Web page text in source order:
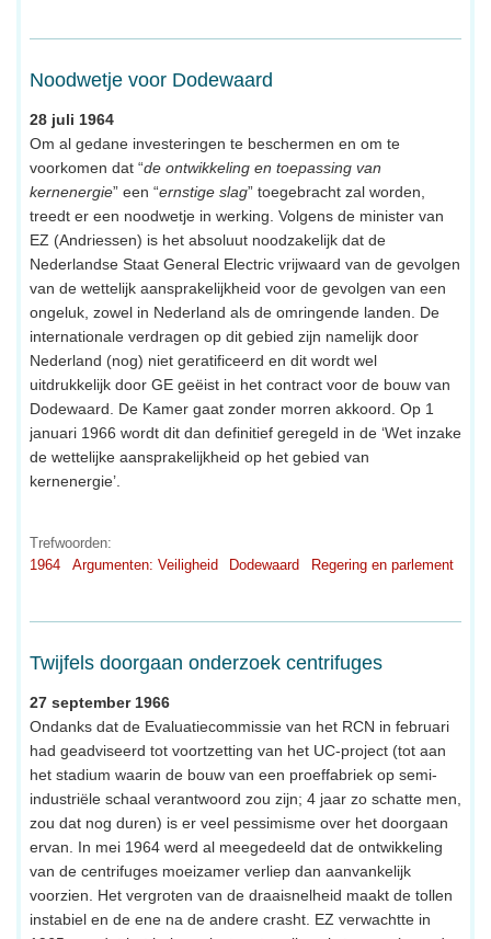
Noodwetje voor Dodewaard
28 juli 1964
Om al gedane investeringen te beschermen en om te
voorkomen dat “de ontwikkeling en toepassing van
kernenergie” een “ernstige slag” toegebracht zal worden,
treedt er een noodwetje in werking. Volgens de minister van
EZ (Andriessen) is het absoluut noodzakelijk dat de
Nederlandse Staat General Electric vrijwaard van de gevolgen
van de wettelijk aansprakelijkheid voor de gevolgen van een
ongeluk, zowel in Nederland als de omringende landen. De
internationale verdragen op dit gebied zijn namelijk door
Nederland (nog) niet geratificeerd en dit wordt wel
uitdrukkelijk door GE geëist in het contract voor de bouw van
Dodewaard. De Kamer gaat zonder morren akkoord. Op 1
januari 1966 wordt dit dan definitief geregeld in de ‘Wet inzake
de wettelijke aansprakelijkheid op het gebied van
kernenergie’.
Trefwoorden:
1964
Argumenten: Veiligheid Dodewaard Regering en parlement
Twijfels doorgaan onderzoek centrifuges
27 september 1966
Ondanks dat de Evaluatiecommissie van het RCN in februari
had geadviseerd tot voortzetting van het UC-project (tot aan
het stadium waarin de bouw van een proeffabriek op semi-
industriële schaal verantwoord zou zijn; 4 jaar zo schatte men,
zou dat nog duren) is er veel pessimisme over het doorgaan
ervan. In mei 1964 werd al meegedeeld dat de ontwikkeling
van de centrifuges moeizamer verliep dan aanvankelijk
voorzien. Het vergroten van de draaisnelheid maakt de tollen
instabiel en de ene na de andere crasht. EZ verwachtte in